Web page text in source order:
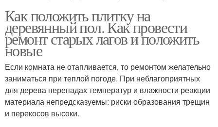
Как положить плитку на
деревянный пол. Как провести
ремонт старых лагов и положить
новые
Если комната не отапливается, то ремонтом желательно
заниматься при теплой погоде. При неблагоприятных
для дерева перепадах температур и влажности реакции
материала непредсказуемы: риски образования трещин
и перекосов высоки.